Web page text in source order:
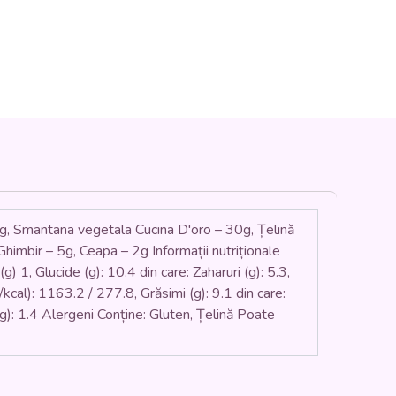
vegetala Cucina D'oro – 30g, Țelină
– 5g, Ceapa – 2g Informații nutriționale
1, Glucide (g): 10.4 din care: Zaharuri (g): 5.3,
1163.2 / 277.8, Grăsimi (g): 9.1 din care:
1.4 Alergeni Conține: Gluten, Țelină Poate